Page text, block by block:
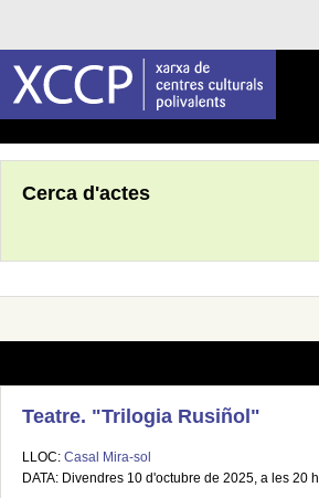
Cerca d'actes
Teatre. "Trilogia Rusiñol"
LLOC: Casal Mira-sol
DATA: Divendres 10 d'octubre de 2025, a les 20 h